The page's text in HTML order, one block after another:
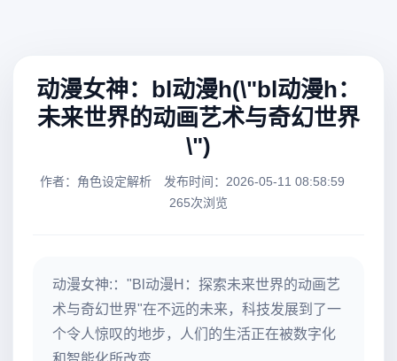
动漫女神：bl动漫h(\"bl动漫h：
未来世界的动画艺术与奇幻世界
\")
作者：角色设定解析
发布时间：2026-05-11 08:58:59
265次浏览
动漫女神:："Bl动漫H：探索未来世界的动画艺
术与奇幻世界"在不远的未来，科技发展到了一
个令人惊叹的地步，人们的生活正在被数字化